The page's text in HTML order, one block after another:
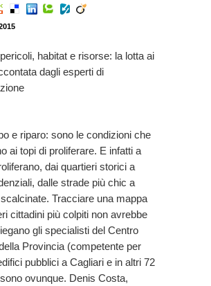
habitat e risorse: la lotta ai
dagli esperti di
e riparo: sono le condizioni che
ai topi di proliferare. E infatti a
dai quartieri storici a
dalle strade più chic a
Tracciare una mappa
cittadini più colpiti non avrebbe
gli specialisti del Centro
Provincia (competente per
pubblici a Cagliari e in altri 72
ovunque. Denis Costa,